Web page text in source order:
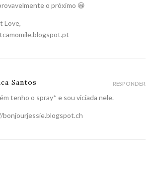
o próximo 😀
Love,
Santos
tenho o spray* e sou viciada nele.
RESPONDER